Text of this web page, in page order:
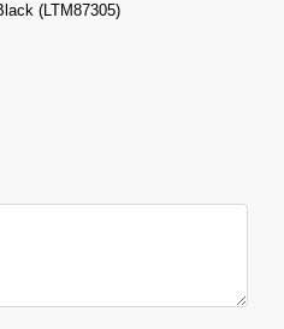
(LTM87305)